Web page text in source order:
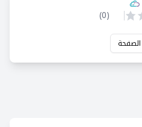
(
0
)
الصفحة